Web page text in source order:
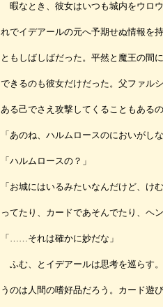
暇なとき、彼女はいつも城内をウロ
れでイデアールの元へ予期せぬ情報を
ともしばしばだった。平然と魔王の間
できるのも彼女だけだった。父ファル
ある己でさえ攻撃してくることもある
「あのね、ハルムロースのにおいがし
「ハルムロースの？」
「お城にはいるみたいなんだけど、け
ってたり、カードであそんでたり、ヘ
「……それは確かに妙だな」
ふむ、とイデアールは思考を巡らす
うのは人間の嗜好品だろう。カード遊